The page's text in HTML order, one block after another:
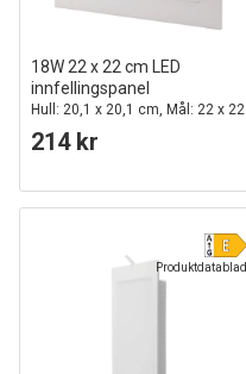
18W 22 x 22 cm LED
innfellingspanel
Hull: 20,1 x 20,1 cm, Mål: 22 x 22
cm
214 kr
Produktdatablad